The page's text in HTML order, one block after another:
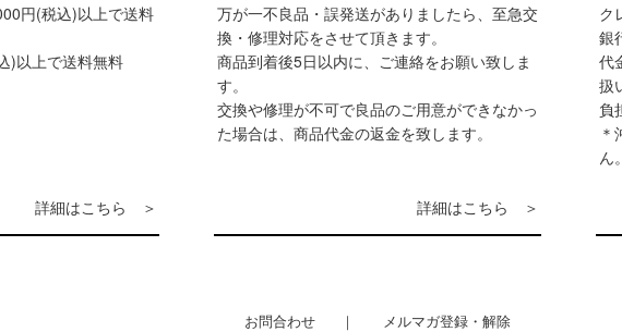
円(税込)以上で送料
)以上で送料無料
詳細はこちら
万が一不良品・誤発送がありましたら、至急交
換・修理対応をさせて頂きます。
商品到着後5日以内に、ご連絡をお願い致しま
す。
交換や修理が不可で良品のご用意ができなかっ
た場合は、商品代金の返金を致します。
詳細はこちら
ク
銀
代
扱
負
ん
お問合わせ メルマガ登録・解除